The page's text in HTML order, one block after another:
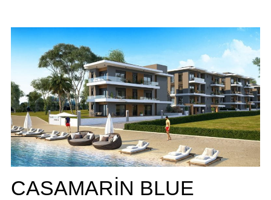
CASAMARIN BLUE